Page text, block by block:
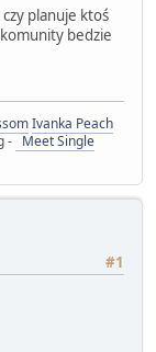
planuje ktoś
bedzie
Ivanka Peach
- Meet Single
#1